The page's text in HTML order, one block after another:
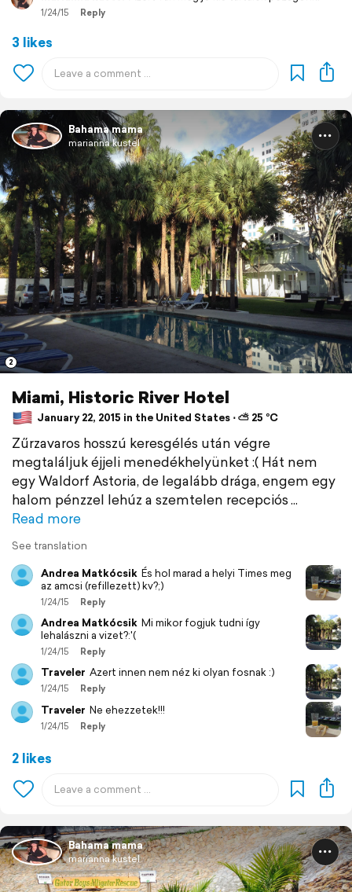
1/24/15 Reply
3 likes
Bahama mama
marianna kustel
2
Miami, Historic River Hotel
January 22, 2015 in the United States ⋅ ⛅ 25 °C
Zűrzavaros hosszú keresgélés után végre
megtaláljuk éjjeli menedékhelyünket :( Hát nem
egy Waldorf Astoria, de legalább drága, engem egy
halom pénzzel lehúz a szemtelen recepciós
Read more
See translation
Andrea Matkócsik És hol marad a helyi Times meg
az amcsi (refillezett) kv?;)
1/24/15 Reply
Andrea Matkócsik Mi mikor fogjuk tudni így
lehalászni a vizet?:'(
1/24/15 Reply
Traveler Azert innen nem néz ki olyan fosnak :)
1/24/15 Reply
Traveler Ne ehezzetek!!!
1/24/15 Reply
2 likes
Bahama mama
marianna kustel